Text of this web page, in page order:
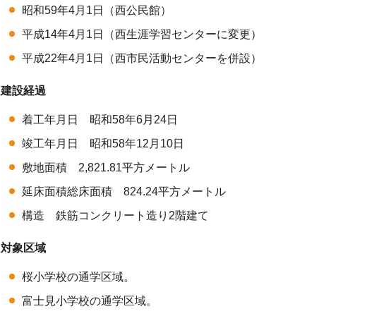
昭和59年4月1日（西公民館）
平成14年4月1日（西生涯学習センターに変更）
平成22年4月1日（西市民活動センターを併設）
建設経過
着工年月日 昭和58年6月24日
竣工年月日 昭和58年12月10日
敷地面積 2,821.81平方メートル
延床面積総床面積 824.24平方メートル
構造 鉄筋コンクリート造り2階建て
対象区域
桜小学校の通学区域。
富士見小学校の通学区域。